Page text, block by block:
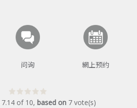
问询 網上预约
7.14of 10, based on 7 vote(s)